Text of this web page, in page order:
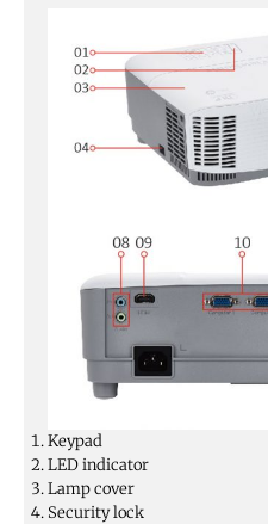
Keypad
LED indicator
Lamp cover
Security lock